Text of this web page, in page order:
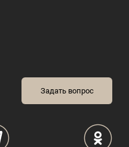
Задать вопрос